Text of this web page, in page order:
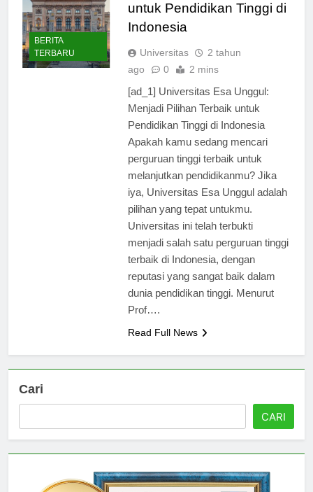
BERITA
TERBARU
untuk Pendidikan Tinggi di
Universitas
2 tahun
[ad_1] Universitas Esa Unggul:
Menjadi Pilihan Terbaik untuk
Pendidikan Tinggi di Indonesia
Apakah kamu sedang mencari
perguruan tinggi terbaik untuk
melanjutkan pendidikanmu? Jika
iya, Universitas Esa Unggul adalah
pilihan yang tepat untukmu.
Universitas ini telah terbukti
menjadi salah satu perguruan tinggi
terbaik di Indonesia, dengan
reputasi yang sangat baik dalam
dunia pendidikan tinggi. Menurut
Cari
CARI